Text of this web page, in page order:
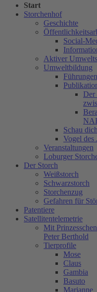
Start
Storchenhof
Geschichte
Social-
Aktiver
Umweltbildung
Führungen
Der
Schau
Vogel des
Veranstaltungen
Loburger
Der Storch
Weißstorch
Schwarzstorch
Storchenzug
Gefahren für
Patentiere
Satellitentelemetrie
Mit
Peter Berthold
Tierprofile
Mose
Claus
Gambia
Basuto
Marianne